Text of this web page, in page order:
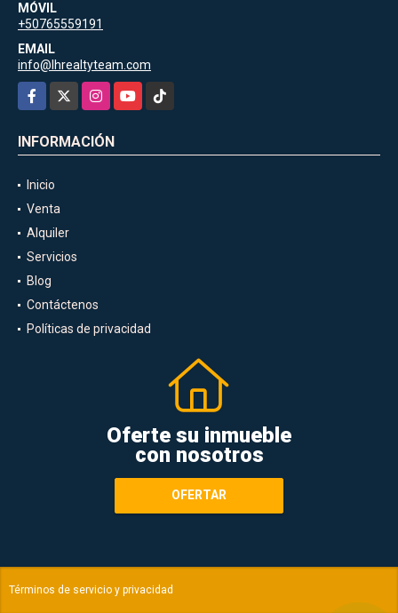
MÓVIL
+50765559191
EMAIL
info@lhrealtyteam.com
Facebook
InstagramYouTubeTikTok
INFORMACIÓN
Inicio
Venta
Alquiler
Servicios
Blog
Contáctenos
Políticas de privacidad
Oferte su inmueble
con nosotros
OFERTAR
Términos de servicio y privacidad